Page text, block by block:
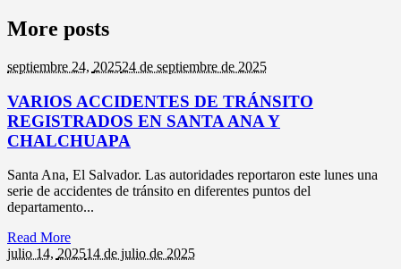
More posts
septiembre 24, 202524 de septiembre de 2025
VARIOS ACCIDENTES DE TRÁNSITO
REGISTRADOS EN SANTA ANA Y
CHALCHUAPA
Santa Ana, El Salvador. Las autoridades reportaron este lunes una
serie de accidentes de tránsito en diferentes puntos del
departamento...
Read More
julio 14, 202514 de julio de 2025